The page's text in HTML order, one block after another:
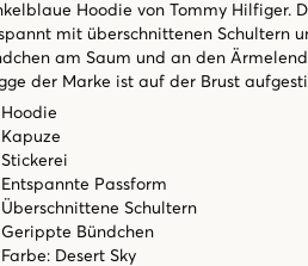
Hoodie von Tommy Hilfiger.
mit überschnittenen Schultern
am Saum und an den
der Marke ist auf der Brust
Hoodie
Kapuze
Stickerei
Entspannte Passform
Überschnittene Schultern
Gerippte Bündchen
Farbe: Desert Sky